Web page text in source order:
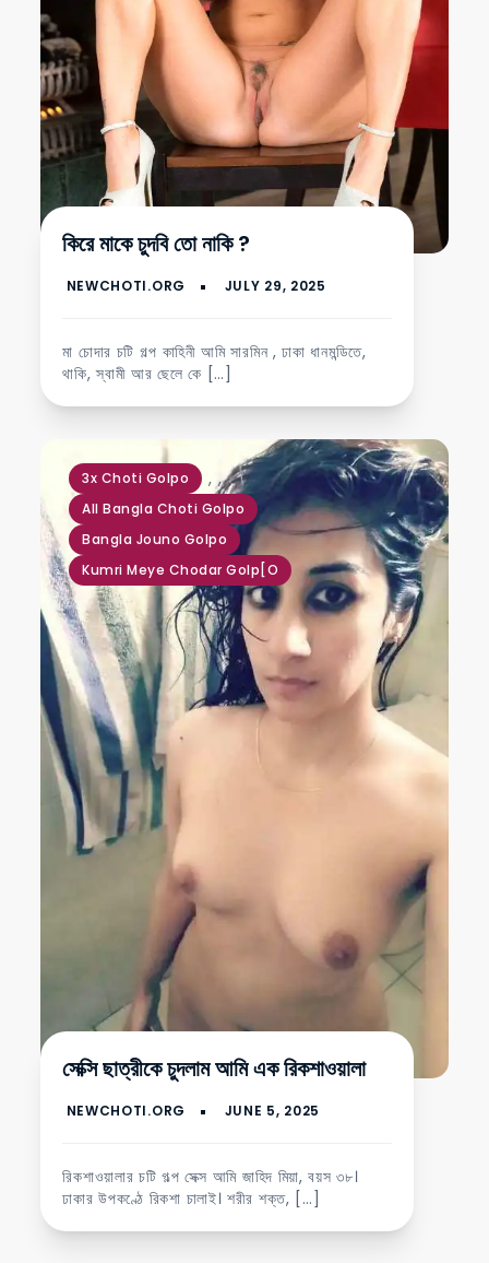
কিরে মাকে চুদবি তো নাকি ?
মা চোদার চটি গল্প কাহিনী আমি সারমিন , ঢাকা ধানমন্ডিতে,
থাকি, স্বামী আর ছেলে কে […]
3x Choti Golpo ,
All Bangla Choti Golpo
,
Bangla Jouno Golpo
,
Kumri Meye Chodar Golp[o
সেক্সি ছাত্রীকে চুদলাম আমি এক রিকশাওয়ালা
রিকশাওয়ালার চটি গল্প সেক্স আমি জাহিদ মিয়া, বয়স ৩৮।
ঢাকার উপকণ্ঠে রিকশা চালাই। শরীর শক্ত, […]